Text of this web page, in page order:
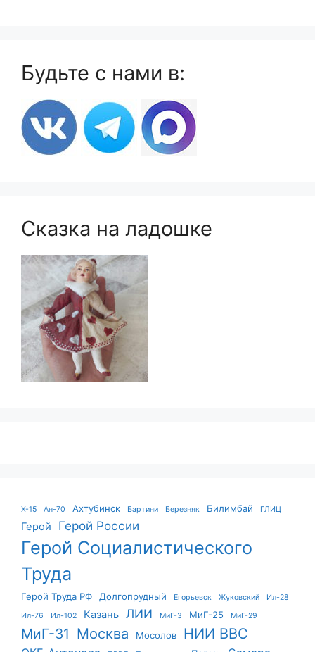
Будьте с нами в:
Сказка на ладошке
X-15 Ан-70 Ахтубинск Бартини Березняк Билимбай ГЛИЦ
Герой Герой России
Герой Социалистического
Труда
Герой Труда РФ Долгопрудный Егорьевск Жуковский
Ил-28
Ил-76
Ил-102 Казань ЛИИ МиГ-3 МиГ-25 МиГ-29
МиГ-31 Москва Мосолов НИИ ВВС